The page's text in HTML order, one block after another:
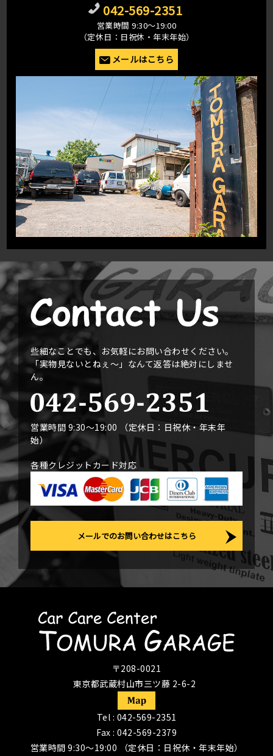
042-569-2351
営業時間 9:30〜19:00
（定休日：日祝休・年末年始）
メールはこちら
些細なことでも、お気軽にお問い合わせください。
「実物見ないとねぇ〜」なんて返答は絶対にしませ
ん。
営業時間 9:30〜19:00 （定休日：日祝休・年末年
始）
各種クレジットカード対応
メールでのお問い合わせはこちら
〒208-0021
東京都武蔵村山市三ツ藤 2-6-2
Tel : 042-569-2351
Fax : 042-569-2379
営業時間 9:30〜19:00 （定休日：日祝休・年末年始）